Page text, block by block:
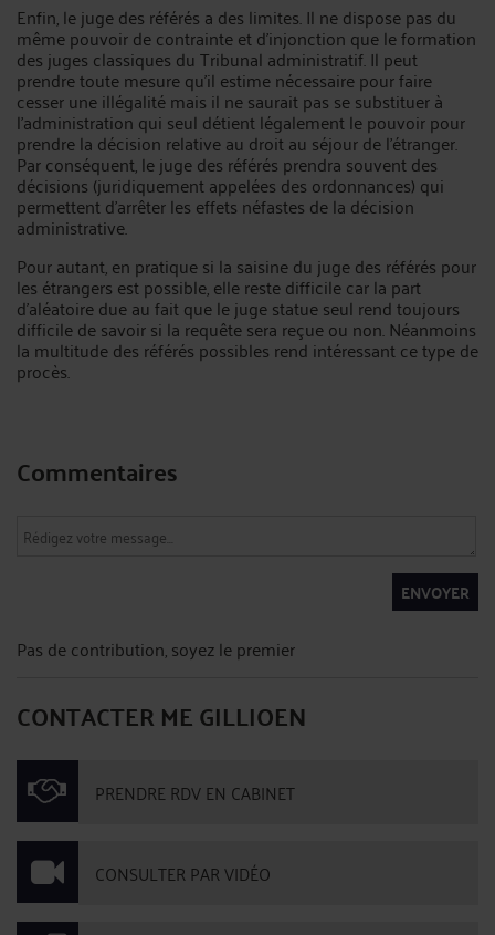
Enfin, le juge des référés a des limites. Il ne dispose pas du
même pouvoir de contrainte et d’injonction que le formation
des juges classiques du Tribunal administratif. Il peut
prendre toute mesure qu’il estime nécessaire pour faire
cesser une illégalité mais il ne saurait pas se substituer à
l’administration qui seul détient légalement le pouvoir pour
prendre la décision relative au droit au séjour de l’étranger.
Par conséquent, le juge des référés prendra souvent des
décisions (juridiquement appelées des ordonnances) qui
permettent d’arrêter les effets néfastes de la décision
administrative.
Pour autant, en pratique si la saisine du juge des référés pour
les étrangers est possible, elle reste difficile car la part
d’aléatoire due au fait que le juge statue seul rend toujours
difficile de savoir si la requête sera reçue ou non. Néanmoins
la multitude des référés possibles rend intéressant ce type de
procès.
Commentaires
ENVOYER
Pas de contribution, soyez le premier
CONTACTER ME GILLIOEN
PRENDRE RDV EN CABINET
CONSULTER PAR VIDÉO